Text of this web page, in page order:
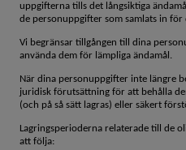
uppgifterna tills det långsiktiga
de personuppgifter som samlats in
Vi begränsar tillgången till dina
använda dem för lämpliga ändamål.
När dina personuppgifter inte längre
juridisk förutsättning för att behålla
(och på så sätt lagras) eller säkert
Lagringsperioderna relaterade till de
att följa: